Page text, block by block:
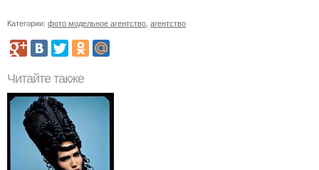
Категории: фото модельное агентство агентство
Читайте также